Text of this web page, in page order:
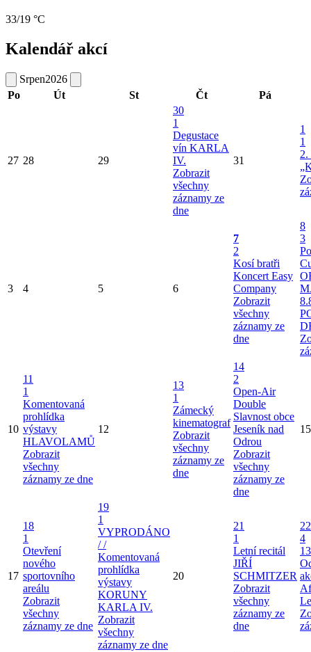
33/19 °C
Kalendář akcí
Srpen2026
Po
Út St Čt Pá
27 28 29
30
1
Degustace
vín KARLA
IV.
Zobrazit
všechny
záznamy ze
dne
31
1
1
2.
3 4 5 6
7
2
Kosí bratři
Koncert Easy
Company
Zobrazit
všechny
záznamy ze
dne
8
3
10
11
1
Komentovaná
prohlídka
výstavy
HLAVOLAMŮ
Zobrazit
všechny
záznamy ze dne
12
13
1
Zámecký
kinematograf
Zobrazit
všechny
záznamy ze
dne
14
2
Open-Air
Double
Slavnost obce
Jeseník nad
Odrou
Zobrazit
všechny
záznamy ze
dne
15
17
18
1
Otevření
nového
sportovního
areálu
Zobrazit
všechny
záznamy ze dne
19
1
VYPRODÁNO
/ /
Komentovaná
prohlídka
výstavy
KORUNY
KARLA IV.
Zobrazit
všechny
záznamy ze dne
20
21
1
Letní recitál
JIŘÍ
SCHMITZER
Zobrazit
všechny
záznamy ze
dne
22
4